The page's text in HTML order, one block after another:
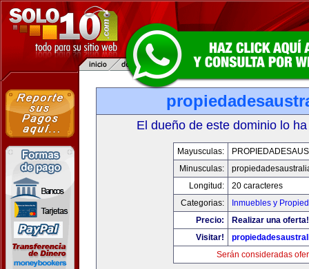
El dueño de este dominio lo
Mayusculas:
Minusculas:
Longitud:
20 caracteres
Categorias:
Inmuebles y
Precio:
Realizar una oferta!
Visitar!
Serán consideradas